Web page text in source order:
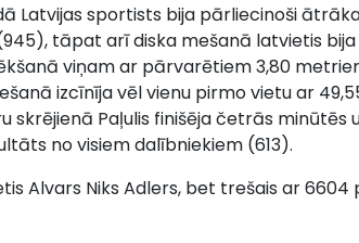
Latvijas sportists bija pārliecinoši
tāpat arī diska mešanā latvietis
viņam ar pārvarētiem 3,80
izcīnīja vēl vienu pirmo vietu ar
skrējienā Paļulis finišēja četrās minūtēs
no visiem dalībniekiem (613).
Alvars Niks Adlers, bet trešais ar 6604